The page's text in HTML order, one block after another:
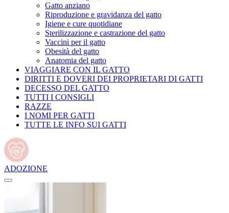
Gatto anziano
Riproduzione e gravidanza del gatto
Igiene e cure quotidiane
Sterilizzazione e castrazione del gatto
Vaccini per il gatto
Obesità del gatto
Anatomia del gatto
VIAGGIARE CON IL GATTO
DIRITTI E DOVERI DEI PROPRIETARI DI GATTI
DECESSO DEL GATTO
TUTTI I CONSIGLI
RAZZE
I NOMI PER GATTI
TUTTE LE INFO SUI GATTI
ADOZIONE